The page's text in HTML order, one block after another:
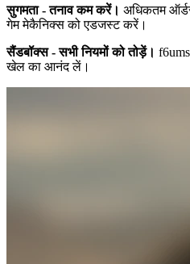
सुगमता - तनाव कम करें। अधिकतम
गेम मेकैनिक्स को एडजस्ट करें।
सैंडबॉक्स - सभी नियमों को तोड़ें।
खेल का आनंद लें।